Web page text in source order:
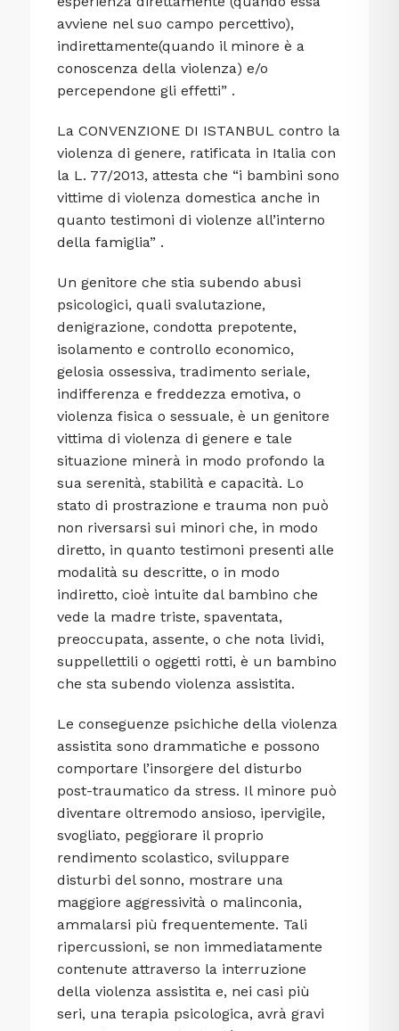
avviene nel suo campo percettivo),
indirettamente(quando il minore è a
conoscenza della violenza) e/o
percependone gli effetti” .
La CONVENZIONE DI ISTANBUL contro la
violenza di genere, ratificata in Italia con
la L. 77/2013, attesta che “i bambini sono
vittime di violenza domestica anche in
quanto testimoni di violenze all’interno
della famiglia” .
Un genitore che stia subendo abusi
psicologici, quali svalutazione,
denigrazione, condotta prepotente,
isolamento e controllo economico,
gelosia ossessiva, tradimento seriale,
indifferenza e freddezza emotiva, o
violenza fisica o sessuale, è un genitore
vittima di violenza di genere e tale
situazione minerà in modo profondo la
sua serenità, stabilità e capacità. Lo
stato di prostrazione e trauma non può
non riversarsi sui minori che, in modo
diretto, in quanto testimoni presenti alle
modalità su descritte, o in modo
indiretto, cioè intuite dal bambino che
vede la madre triste, spaventata,
preoccupata, assente, o che nota lividi,
suppellettili o oggetti rotti, è un bambino
che sta subendo violenza assistita.
Le conseguenze psichiche della violenza
assistita sono drammatiche e possono
comportare l’insorgere del disturbo
post-traumatico da stress. Il minore può
diventare oltremodo ansioso, ipervigile,
svogliato, peggiorare il proprio
rendimento scolastico, sviluppare
disturbi del sonno, mostrare una
maggiore aggressività o malinconia,
ammalarsi più frequentemente. Tali
ripercussioni, se non immediatamente
contenute attraverso la interruzione
della violenza assistita e, nei casi più
seri, una terapia psicologica, avrà gravi